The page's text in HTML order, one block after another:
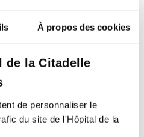
À propos des cookies
de la Citadelle
de personnaliser le
du site de l'Hôpital de la